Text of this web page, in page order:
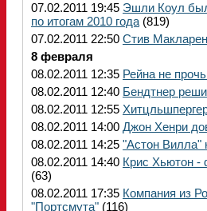
07.02.2011 19:45 Эшли Коул
по итогам 2010 года (819)
07.02.2011 22:50 Стив
8 февраля
08.02.2011 12:35 Рейна не
08.02.2011 12:40 Бендтнер
08.02.2011 12:55
08.02.2011 14:00 Джон Хенри
08.02.2011 14:25 "Астон Вилла"
08.02.2011 14:40 Крис Хьютон -
(63)
08.02.2011 17:35 Компания из
"Портсмута" (116)